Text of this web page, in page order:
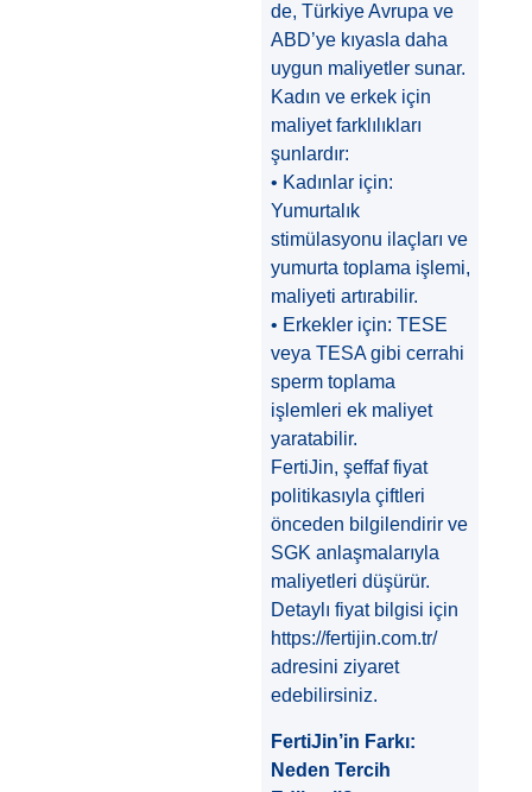
de, Türkiye Avrupa ve
ABD’ye kıyasla daha
uygun maliyetler sunar.
Kadın ve erkek için
maliyet farklılıkları
şunlardır:
• Kadınlar için:
Yumurtalık
stimülasyonu ilaçları ve
yumurta toplama işlemi,
maliyeti artırabilir.
• Erkekler için: TESE
veya TESA gibi cerrahi
sperm toplama
işlemleri ek maliyet
yaratabilir.
FertiJin, şeffaf fiyat
politikasıyla çiftleri
önceden bilgilendirir ve
SGK anlaşmalarıyla
maliyetleri düşürür.
Detaylı fiyat bilgisi için
https://fertijin.com.tr/
adresini ziyaret
edebilirsiniz.
FertiJin’in Farkı:
Neden Tercih